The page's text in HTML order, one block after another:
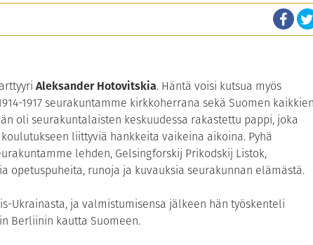
Aleksander Hotovitskia. Häntä voisi kutsua myös
1917 seurakuntamme kirkkoherrana sekä Suomen
oli seurakuntalaisten keskuudessa rakastettu pappi, joka
liittyviä hankkeita vaikeina aikoina. Pyhä
lehden, Gelsingforskij Prikodskij Listok,
opetuspuheita, runoja ja kuvauksia seurakunnan elämästä.
Ukrainasta, ja valmistumisensa jälkeen hän työskenteli
Berliinin kautta Suomeen.